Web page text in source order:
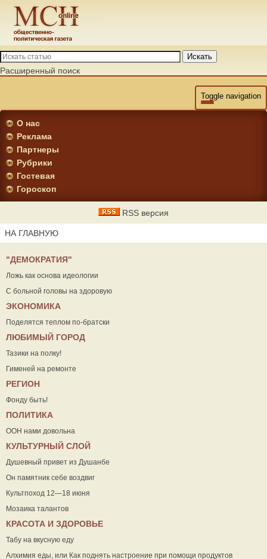
Искать
Расширенный поиск
Toggle navigation
О нас
Реклама
Партнеры
Рубрики
Гостевая
Гороскоп
RSS версия
НА ГЛАВНУЮ
"ДЕМОКРАТИЯ"
Ложь как основа идеологии
С больной головы на здоровую
ЭКОНОМИКА
Поделятся теплом по-братски
ЛЮБИМЫЙ ГОРОД
Тазики на полку!
Гименей на ремонте
РЕГИОН
Фонду быть!
ПОЛИТИКА
ООН нами довольна
КУЛЬТУРНЫЙ СЛОЙ
Душевный привет из Душанбе
Он памятник себе воздвиг
Культпоход 12—18 июня
Мозаика талантов
КРАСОТА И ЗДОРОВЬЕ
Табу на вкусную еду
Алхимия еды, или Как поднять настроение при помощи продуктов